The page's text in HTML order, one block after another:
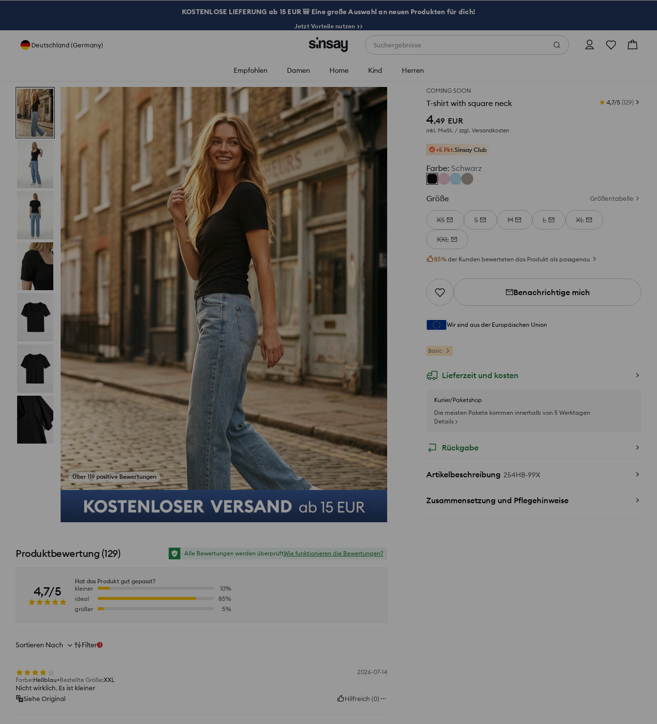
KOSTENLOSE LIEFERUNG ab 15 EUR 🎒 Eine große Auswahl an neuen Produkten für dich!
Jetzt Vorteile nutzen >>
Deutschland (Germany) Suchergebnisse
Empfohlen Damen Home Kind Herren
COMING SOON
T-shirt with square neck 4,7/5 (129)
4,49 EUR
inkl. MwSt. / zzgl. Versandkosten
+5 Pkt.Sinsay Club
Farbe: Schwarz
Größe Größentabelle
XS S M L XL
XXL
85%der Kunden bewerteten das Produkt als passgenau
Benachrichtige mich
Wir sind aus der Europäischen Union
Basic
Lieferzeit und kosten
Kurier/Paketshop
Die meisten Pakete kommen innerhalb von 5 Werktagen
Details >
Rückgabe
Artikelbeschreibung 254HB-99X
Zusammensetzung und Pflegehinweise
Fotos aus Bewertungen ansehen
Produktbewertung (129) Alle Bewertungen werden überprüftWie funktionieren die Bewertungen?
4,7/5
Hat das Produkt gut gepasst?
kleiner
10%
ideal
85%
größer
5%
Sortieren Nach Filter 1
2026-07-14
Farbe:Hellblau Bestellte Größe:XXL
Nicht wirklich. Es ist kleiner
Siehe Original
Hilfreich (0)